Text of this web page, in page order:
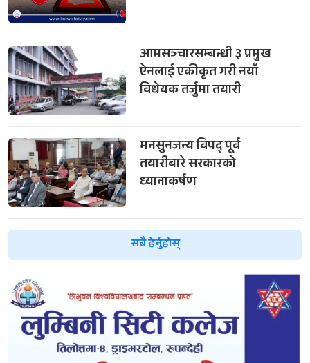
आमसञ्चारसम्बन्धी ३ प्रमुख
ऐनलाई एकीकृत गरी नयाँ
विधेयक तर्जुमा तयारी
मनसुनजन्य विपद् पूर्व
तयारीबारे सरकारको
ध्यानाकर्षण
सबै हेर्नुहोस्